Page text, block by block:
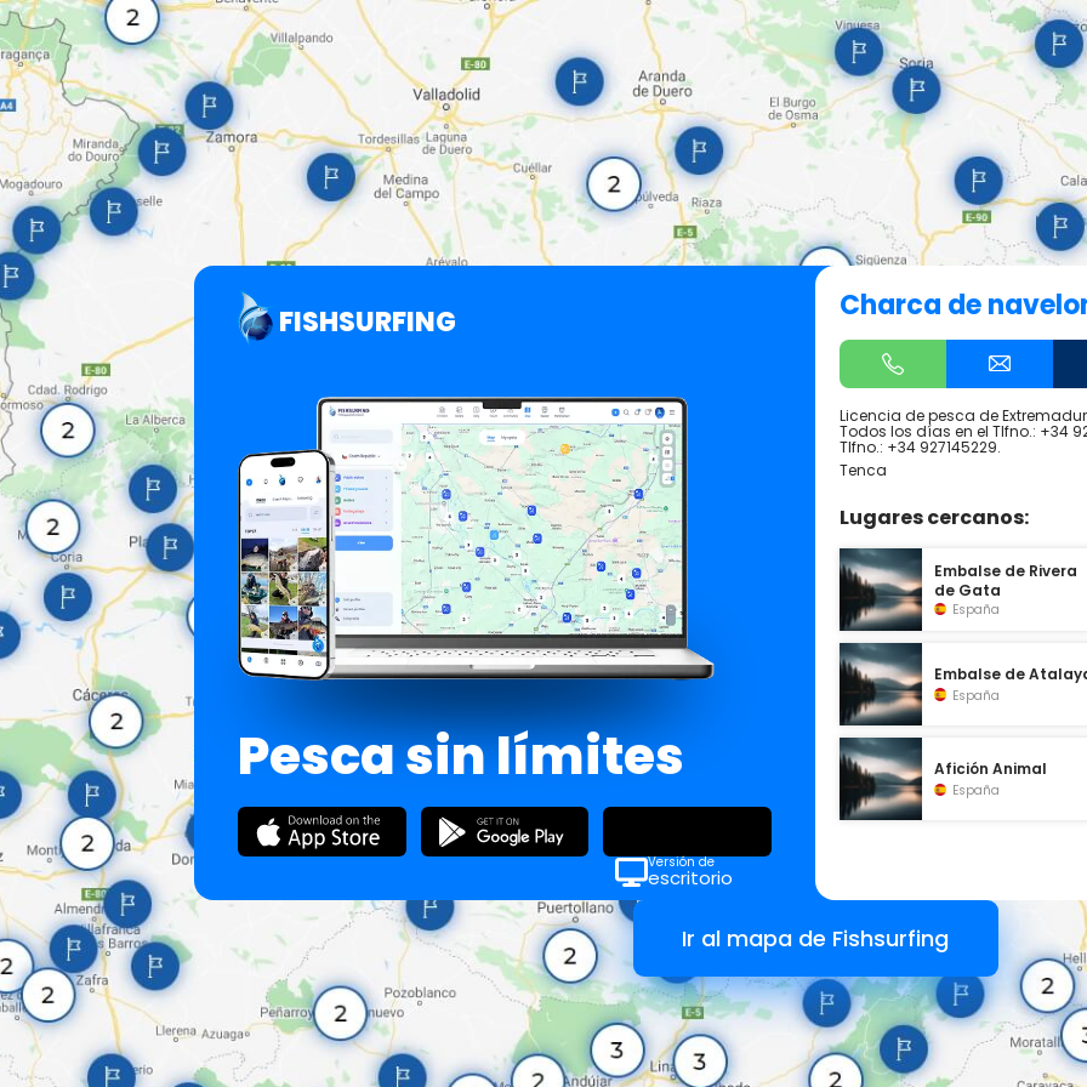
FISHSURFING
Pesca sin límites
Versión de
escritorio
Charca de
Licencia de pesca de
Todos los días en el Tlfno.: +34
Tlfno.: +34 927145229.
Tenca
Lugares cercanos:
Embalse de Rivera
de Gata
España
Embalse de
España
Afición Animal
España
Ir al mapa de Fishsurfing